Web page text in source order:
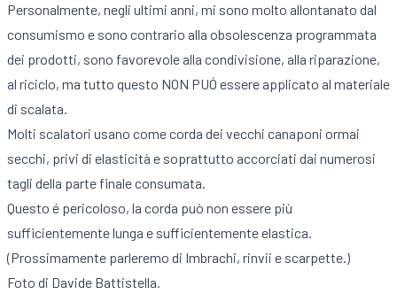
Personalmente, negli ultimi anni, mi sono molto allontanato dal
consumismo e sono contrario alla obsolescenza programmata
dei prodotti, sono favorevole alla condivisione, alla riparazione,
al riciclo, ma tutto questo NON PUÓ essere applicato al materiale
di scalata.
Molti scalatori usano come corda dei vecchi canaponi ormai
secchi, privi di elasticità e soprattutto accorciati dai numerosi
tagli della parte finale consumata.
Questo é pericoloso, la corda può non essere più
sufficientemente lunga e sufficientemente elastica.
(Prossimamente parleremo di Imbrachi, rinvii e scarpette.)
Foto di Davide Battistella.